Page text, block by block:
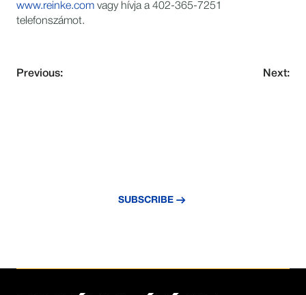
www.reinke.com vagy hívja a 402-365-7251
telefonszámot.
Previous: Next:
SUBSCRIBE